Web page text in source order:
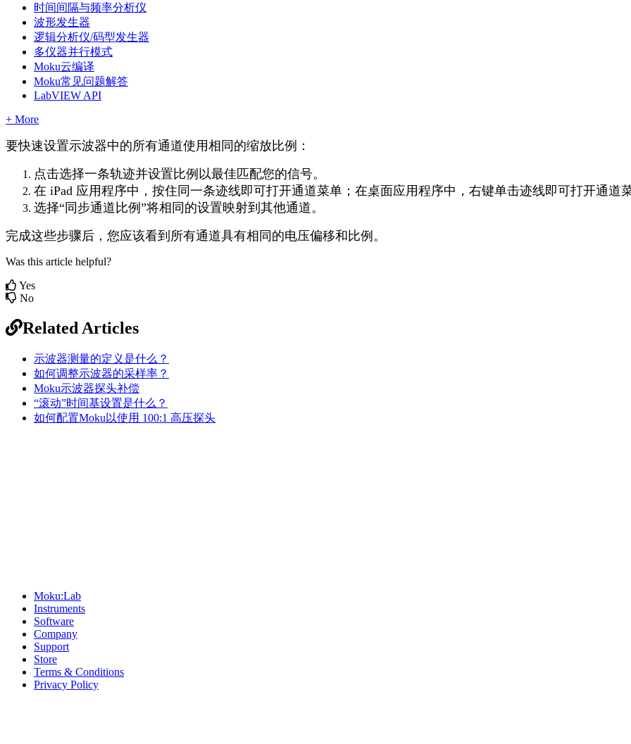
时间间隔与频率分析仪
波形发生器
逻辑分析仪/码型发生器
多仪器并行模式
Moku云编译
Moku常见问题解答
LabVIEW API
+ More
要快速设置示波器中的所有通道使用相同的缩放比例：
点击选择一条轨迹并设置比例以最佳匹配您的信号。
在 iPad 应用程序中，按住同一条迹线即可打开通道菜单；在桌面应用程序中，右键单击迹线即可打开通道
选择“同步通道比例”将相同的设置映射到其他通道。
完成这些步骤后，您应该看到所有通道具有相同的电压偏移和比例。
Was this article helpful?
Yes
No
Related Articles
示波器测量的定义是什么？
如何调整示波器的采样率？
Moku示波器探头补偿
“滚动”时间基设置是什么？
如何配置Moku以使用 100:1 高压探头
Moku:Lab
Instruments
Software
Company
Support
Store
Terms & Conditions
Privacy Policy